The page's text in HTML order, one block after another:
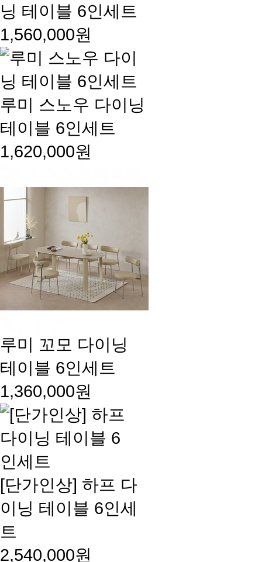
닝 테이블 6인세트
1,560,000원
루미 스노우 다이닝
테이블 6인세트
1,620,000원
루미 꼬모 다이닝
테이블 6인세트
1,360,000원
[단가인상] 하프 다
이닝 테이블 6인세
트
2,540,000원